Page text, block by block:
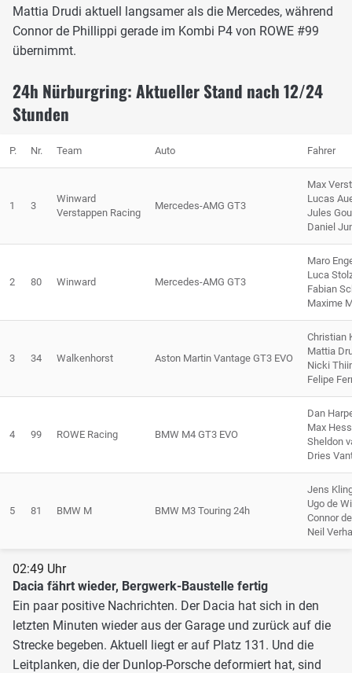
Mattia Drudi aktuell langsamer als die Mercedes, während
Connor de Phillippi gerade im Kombi P4 von ROWE #99
übernimmt.
24h Nürburgring: Aktueller Stand nach 12/24
Stunden
P. Nr. Team Auto Fahrer
1 3
Winward
Verstappen Racing
Mercedes-AMG GT3
Max
Lucas
Jules
Daniel
2 80 Winward Mercedes-AMG GT3
Maro
Luca
Fabian
Maxime
3 34 Walkenhorst Aston Martin Vantage GT3 EVO
Christian
Mattia
Nicki
Felipe
4 99 ROWE Racing BMW M4 GT3 EVO
Dan
Max
Sheldon
Dries
5 81 BMW M BMW M3 Touring 24h
Jens
Ugo de
Connor
Neil
02:49 Uhr
Dacia fährt wieder, Bergwerk-Baustelle fertig
Ein paar positive Nachrichten. Der Dacia hat sich in den
letzten Minuten wieder aus der Garage und zurück auf die
Strecke begeben. Aktuell liegt er auf Platz 131. Und die
Leitplanken, die der Dunlop-Porsche deformiert hat, sind